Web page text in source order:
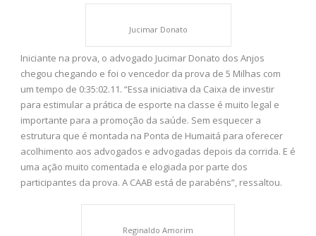
Jucimar Donato
Iniciante na prova, o advogado Jucimar Donato dos Anjos
chegou chegando e foi o vencedor da prova de 5 Milhas com
um tempo de 0:35:02.11. “Essa iniciativa da Caixa de investir
para estimular a prática de esporte na classe é muito legal e
importante para a promoção da saúde. Sem esquecer a
estrutura que é montada na Ponta de Humaitá para oferecer
acolhimento aos advogados e advogadas depois da corrida. E é
uma ação muito comentada e elogiada por parte dos
participantes da prova. A CAAB está de parabéns”, ressaltou.
Reginaldo Amorim